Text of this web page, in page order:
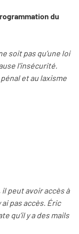
du
soit pas qu’une loi
l’insécurité.
et au laxisme
peut avoir accès à
pas accès. Éric
qu’il y a des mails